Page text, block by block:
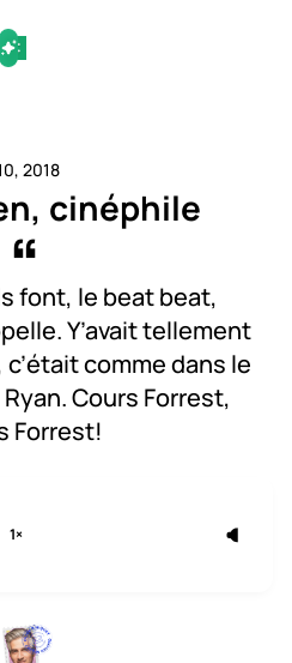
2018
cinéphile
font, le beat beat,
Y’avait tellement
comme dans le
Cours Forrest,
Forrest!
1×